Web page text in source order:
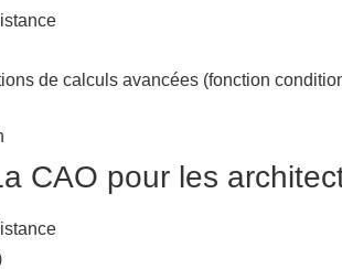
de calculs avancées (fonction
CAO pour les